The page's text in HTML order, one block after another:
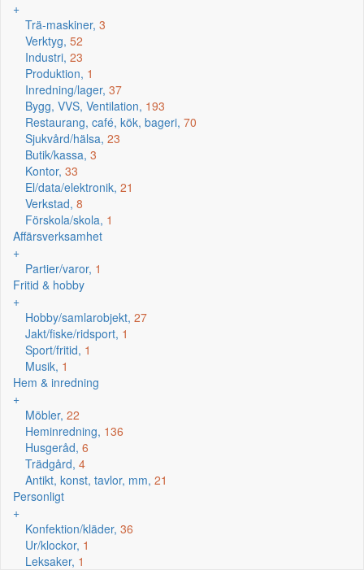
+
Trä-maskiner, 3
Verktyg, 52
Industri, 23
Produktion, 1
Inredning/lager, 37
Bygg, VVS, Ventilation, 193
Restaurang, café, kök, bageri, 70
Sjukvård/hälsa, 23
Butik/kassa, 3
Kontor, 33
El/data/elektronik, 21
Verkstad, 8
Förskola/skola, 1
Affärsverksamhet
+
Partier/varor, 1
Fritid & hobby
+
Hobby/samlarobjekt, 27
Jakt/fiske/ridsport, 1
Sport/fritid, 1
Musik, 1
Hem & inredning
+
Möbler, 22
Heminredning, 136
Husgeråd, 6
Trädgård, 4
Antikt, konst, tavlor, mm, 21
Personligt
+
Konfektion/kläder, 36
Ur/klockor, 1
Leksaker, 1